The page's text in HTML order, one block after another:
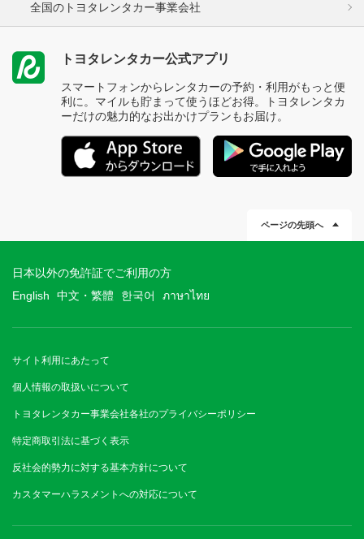
全国のトヨタレンタカー事業会社
トヨタレンタカー公式アプリ
スマートフォンからレンタカーの予約・利用がもっと便
利に。マイルも貯まって使うほどお得。トヨタレンタカ
ーだけの魅力的なお出かけプランもお届け。
ページの先頭へ
日本以外の免許証でご利用の方
English
中文・繁體 한국어 ภาษาไทย
サイト利用にあたって
個人情報の取扱いについて
トヨタレンタカー事業会社各社のプライバシーポリシー
特定商取引法に基づく表示
反社会的勢力に対する基本方針について
カスタマーハラスメントへの対応について